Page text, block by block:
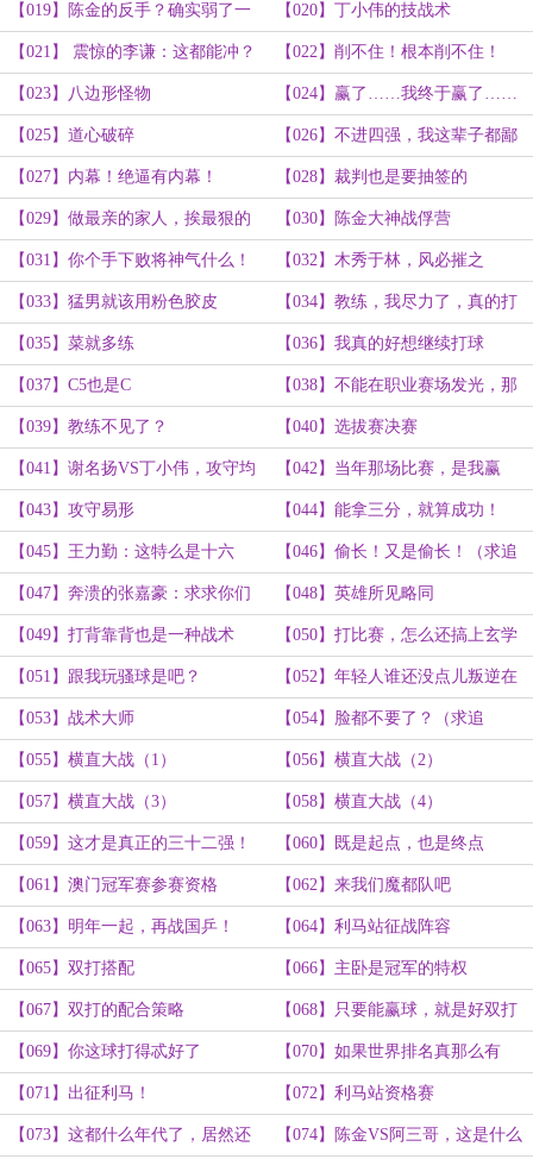
【019】陈金的反手？确实弱了一 【020】丁小伟的技战术
【021】 震惊的李谦：这都能冲？ 【022】削不住！根本削不住！
【023】八边形怪物 【024】赢了……我终于赢了……
【025】道心破碎 【026】不进四强，我这辈子都鄙
视你
【027】内幕！绝逼有内幕！ 【028】裁判也是要抽签的
【029】做最亲的家人，挨最狠的
毒打
【030】陈金大神战俘营
【031】你个手下败将神气什么！ 【032】木秀于林，风必摧之
【033】猛男就该用粉色胶皮 【034】教练，我尽力了，真的打
不过
【035】菜就多练 【036】我真的好想继续打球
【037】C5也是C 【038】不能在职业赛场发光，那
就在商业赛场称王
【039】教练不见了？ 【040】选拔赛决赛
【041】谢名扬VS丁小伟，攻守均
势的对决！（求追读）
【042】当年那场比赛，是我赢
了！（求追读）
【043】攻守易形 【044】能拿三分，就算成功！
（求追读）
【045】王力勤：这特么是十六
岁？
【046】偷长！又是偷长！（求追
读）
【047】奔溃的张嘉豪：求求你们
闭嘴吧
【048】英雄所见略同
【049】打背靠背也是一种战术
（求追读！）
【050】打比赛，怎么还搞上玄学
了？（求追读！）
【051】跟我玩骚球是吧？ 【052】年轻人谁还没点儿叛逆在
身上？（求追读！）
【053】战术大师 【054】脸都不要了？（求追
读！）
【055】横直大战（1） 【056】横直大战（2）
【057】横直大战（3） 【058】横直大战（4）
【059】这才是真正的三十二强！
（3K）
【060】既是起点，也是终点
【061】澳门冠军赛参赛资格 【062】来我们魔都队吧
【063】明年一起，再战国乒！ 【064】利马站征战阵容
【065】双打搭配 【066】主卧是冠军的特权
【067】双打的配合策略 【068】只要能赢球，就是好双打
（求追读！）
【069】你这球打得忒好了 【070】如果世界排名真那么有
用……（求追读！）
【071】出征利马！ 【072】利马站资格赛
【073】这都什么年代了，居然还 【074】陈金VS阿三哥，这是什么